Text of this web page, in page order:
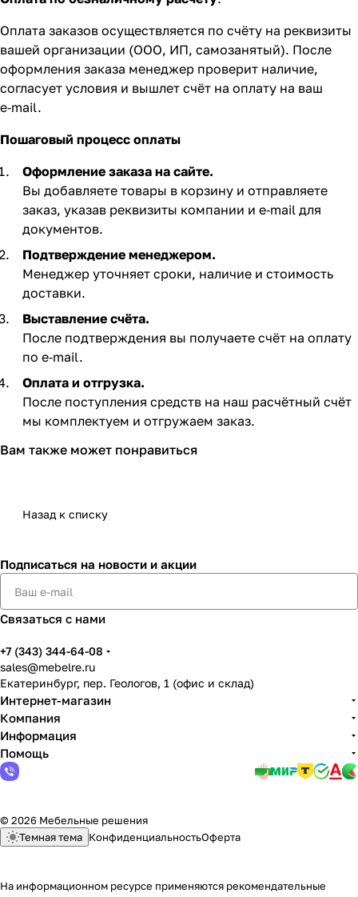
Оплата заказов осуществляется по счёту на реквизиты
вашей организации (ООО, ИП, самозанятый). После
оформления заказа менеджер проверит наличие,
согласует условия и вышлет счёт на оплату на ваш
e‑mail.
Пошаговый процесс оплаты
Оформление заказа на сайте.
Вы добавляете товары в корзину и отправляете
заказ, указав реквизиты компании и e‑mail для
документов.
Подтверждение менеджером.
Менеджер уточняет сроки, наличие и стоимость
доставки.
Выставление счёта.
После подтверждения вы получаете счёт на оплату
по e‑mail. ​
Оплата и отгрузка.
После поступления средств на наш расчётный счёт
мы комплектуем и отгружаем заказ.​
Вам также может понравиться
Назад к списку
Подписаться на новости и акции
Связаться с нами
+7 (343) 344-64-08
sales@mebelre.ru
Екатеринбург, пер. Геологов, 1 (офис и склад)
Интернет-магазин
Компания
Информация
Помощь
© 2026 Мебельные решения
Темная тема КонфиденциальностьОферта
На информационном ресурсе применяются рекомендательные